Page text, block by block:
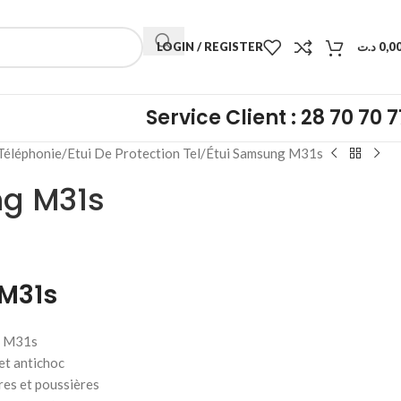
LOGIN / REGISTER د.ت
Service Client : 28 70 70
Etui De Protection Tel Étui Samsung M31s
M31s
M31s
antichoc
et poussières